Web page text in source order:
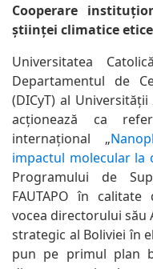
Cooperare
științei climatice
Universitatea
Departamentul de
(DICyT) al
acționează ca
internațional „
impactul molecular la
Programului de
FAUTAPO în
vocea directorului său
strategic al Boliviei în
pun pe primul plan